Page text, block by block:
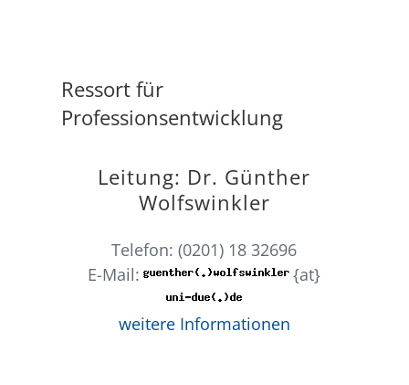
Ressort für
Professionsentwicklung
Leitung: Dr. Günther
Wolfswinkler
Telefon: (0201) 18 32696
E-Mail:
{at}
weitere Informationen